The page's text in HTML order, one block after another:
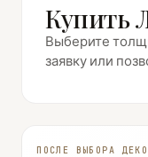
Купить
Выберите
заявку или
ПОСЛЕ ВЫБОРА